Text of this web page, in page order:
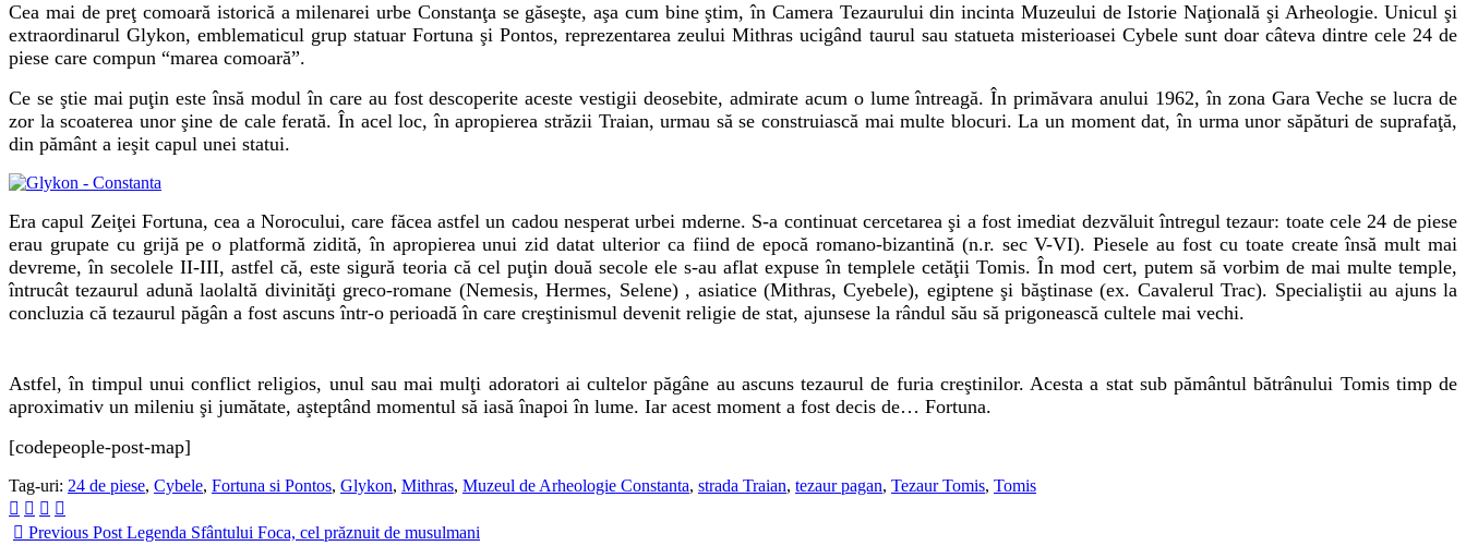
Cea mai de preţ comoară istorică a milenarei urbe Constanţa se găseşte, aşa cum bine ştim, în Camera Tezaurului din incinta Muzeului de Istorie Naţională şi Arheologie. Unicul şi
extraordinarul Glykon, emblematicul grup statuar Fortuna şi Pontos, reprezentarea zeului Mithras ucigând taurul sau statueta misterioasei Cybele sunt doar câteva dintre cele 24 de
piese care compun “marea comoară”.
Ce se ştie mai puţin este însă modul în care au fost descoperite aceste vestigii deosebite, admirate acum o lume întreagă. În primăvara anului 1962, în zona Gara Veche se lucra de
zor la scoaterea unor şine de cale ferată. În acel loc, în apropierea străzii Traian, urmau să se construiască mai multe blocuri. La un moment dat, în urma unor săpături de suprafaţă,
din pământ a ieşit capul unei statui.
Era capul Zeiţei Fortuna, cea a Norocului, care făcea astfel un cadou nesperat urbei mderne. S-a continuat cercetarea şi a fost imediat dezvăluit întregul tezaur: toate cele 24 de piese
erau grupate cu grijă pe o platformă zidită, în apropierea unui zid datat ulterior ca fiind de epocă romano-bizantină (n.r. sec V-VI). Piesele au fost cu toate create însă mult mai
devreme, în secolele II-III, astfel că, este sigură teoria că cel puţin două secole ele s-au aflat expuse în templele cetăţii Tomis. În mod cert, putem să vorbim de mai multe temple,
întrucât tezaurul adună laolaltă divinităţi greco-romane (Nemesis, Hermes, Selene) , asiatice (Mithras, Cyebele), egiptene şi băştinase (ex. Cavalerul Trac). Specialiştii au ajuns la
concluzia că tezaurul păgân a fost ascuns într-o perioadă în care creştinismul devenit religie de stat, ajunsese la rândul său să prigonească cultele mai vechi.
Astfel, în timpul unui conflict religios, unul sau mai mulţi adoratori ai cultelor păgâne au ascuns tezaurul de furia creştinilor. Acesta a stat sub pământul bătrânului Tomis timp de
aproximativ un mileniu şi jumătate, aşteptând momentul să iasă înapoi în lume. Iar acest moment a fost decis de… Fortuna.
[codepeople-post-map]
Tag-uri: 24 de piese, Cybele, Fortuna si Pontos, Glykon, Mithras, Muzeul de Arheologie Constanta, strada Traian, tezaur pagan, Tezaur Tomis, Tomis
Previous Post Legenda Sfântului Foca, cel prăznuit de musulmani